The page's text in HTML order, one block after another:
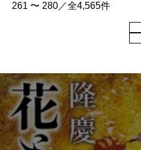
261 〜 280／全4,565件